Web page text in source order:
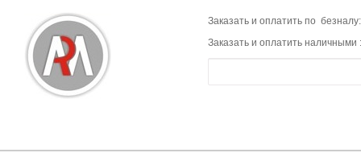
Заказать и оплатить по
Заказать и оплатить наличными